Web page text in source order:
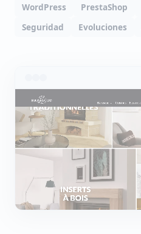
WordPress PrestaShop
Seguridad
Evoluciones